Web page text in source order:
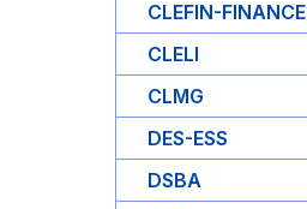
CLEFIN-FINANCE
CLELI
CLMG
DES-ESS
DSBA